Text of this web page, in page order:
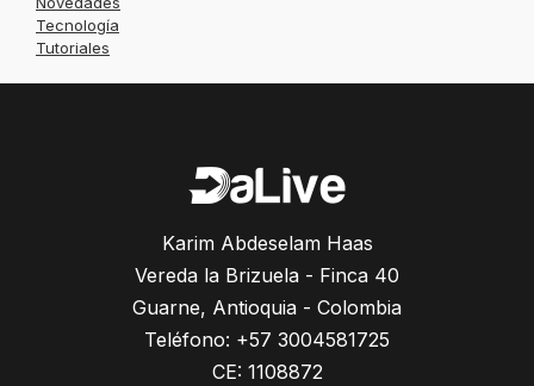
Tecnología
Tutoriales
Karim Abdeselam Haas
Vereda la Brizuela - Finca 40
Guarne, Antioquia - Colombia
Teléfono: +57 3004581725
CE: 1108872